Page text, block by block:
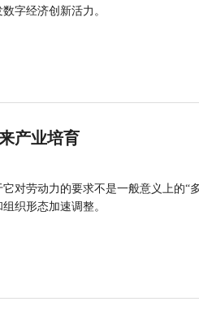
字经济创新活力。
产业培育
对劳动力的要求不是一般意义上的“
织形态加速调整。